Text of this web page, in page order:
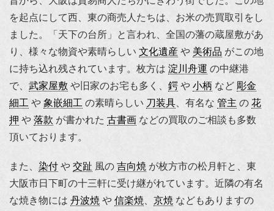
を起点にして西、東の商売人たちは、お米の売買取引をし
ました。「天下の台所」と言われ、全国の藩の蔵屋敷があ
り、様々な物資や素晴らしい 文化遺産 や 美術品 がこの地
に持ち込れ残されています。枚方は 淀川舟運 の中継港
で、 武家屋敷 や旧家のお宅も多く、 鍔 や 小柄 など 彫金
細工 や 象嵌細工 の素晴らしい 刀装具 、有名な 管主 の 花
押 や 落款 が書かれた 古書画 などの買取のご相談も多数
頂いております。
また、 染付 や 交趾 風の 吉向焼 が枚方市の松月軒と、東
大阪市日下町の十三軒に受け継がれています。近隣の有名
な焼き物には 丹波焼 や 信楽焼 京焼 などもありますの